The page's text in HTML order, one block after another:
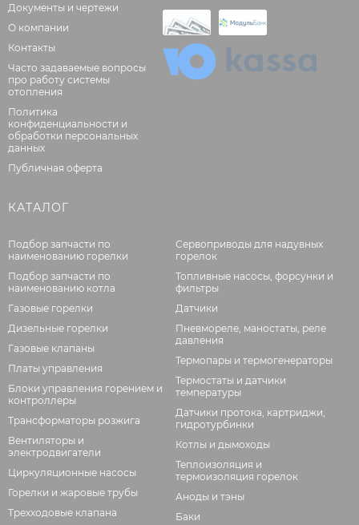
Документы и чертежи
О компании
Контакты
Часто задаваемые вопросы
про работу системы
отопления
Политика
конфиденциальности и
обработки персональных
данных
Публичная оферта
КАТАЛОГ
Подбор запчасти по
наименованию горелки
Подбор запчасти по
наименованию котла
Газовые горелки
Дизельные горелки
Газовые клапаны
Платы управления
Блоки управления горением и
контроллеры
Трансформаторы розжига
Вентиляторы и
электродвигатели
Циркуляционные насосы
Горелки и жаровые трубы
Трехходовые клапана
Сервоприводы для надувных
горелок
Топливные насосы, форсунки и
фильтры
Датчики
Пневмореле, маностаты, реле
давления
Термопары и термогенераторы
Термостаты и датчики
температуры
Датчики протока, картриджи,
гидротурбинки
Котлы и дымоходы
Теплоизоляция и
термоизоляция горелок
Аноды и тэны
Баки